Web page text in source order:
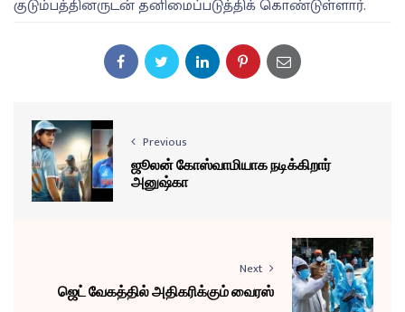
குடும்பத்தினருடன் தனிமைப்படுத்திக் கொண்டுள்ளார்.
Previous
ஜூலன் கோஸ்வாமியாக நடிக்கிறார்
அனுஷ்கா
Next
ஜெட் வேகத்தில் அதிகரிக்கும் வைரஸ்